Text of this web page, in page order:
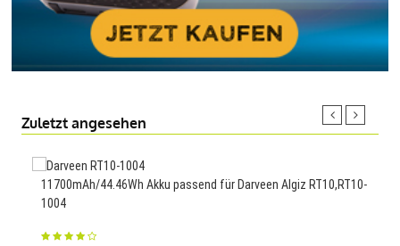
Zuletzt angesehen
11700mAh/44.46Wh Akku passend für Darveen Algiz RT10,RT10-
1004